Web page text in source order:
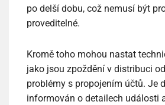
po delší dobu, což nemusí být
proveditelné.
Kromě toho mohou nastat
jako jsou zpoždění v distribuci
problémy s propojením účtů. Je
informován o detailech události